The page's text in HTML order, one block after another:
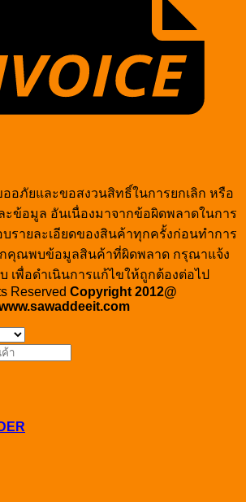
ออภัยและขอสงวนสิทธิ์ในการยกเลิก หรือ
ะข้อมูล อันเนื่องมาจากข้อผิดพลาดในการ
รายละเอียดของสินค้าทุกครั้งก่อนทำการ
คุณพบข้อมูลสินค้าที่ผิดพลาด กรุณาแจ้ง
เพื่อดำเนินการแก้ไขให้ถูกต้องต่อไป
Reserved Copyright 2012@